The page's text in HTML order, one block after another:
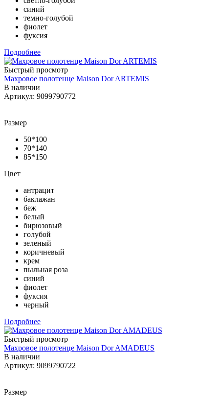
синий
темно-голубой
фиолет
фуксия
Подробнее
Быстрый просмотр
Махровое полотенце Maison Dor ARTEMIS
В наличии
Артикул: 9099790772
Размер
50*100
70*140
85*150
Цвет
антрацит
баклажан
беж
белый
бирюзовый
голубой
зеленый
коричневый
крем
пыльная роза
синий
фиолет
фуксия
черный
Подробнее
Быстрый просмотр
Махровое полотенце Maison Dor AMADEUS
В наличии
Артикул: 9099790722
Размер